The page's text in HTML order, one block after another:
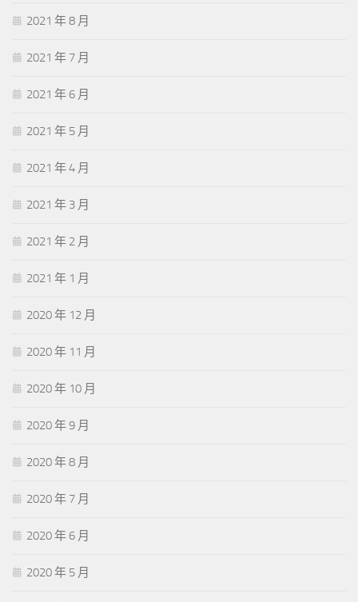
2021 年 8 月
2021 年 7 月
2021 年 6 月
2021 年 5 月
2021 年 4 月
2021 年 3 月
2021 年 2 月
2021 年 1 月
2020 年 12 月
2020 年 11 月
2020 年 10 月
2020 年 9 月
2020 年 8 月
2020 年 7 月
2020 年 6 月
2020 年 5 月